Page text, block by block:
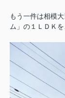
もう一件は相模
ム」の１ＬＤＫを